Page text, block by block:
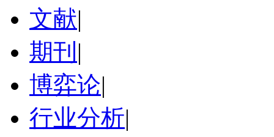
文献|
期刊 |
博弈论|
行业分析|